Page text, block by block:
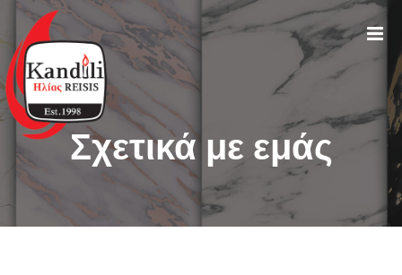
Σχετικά με εμάς